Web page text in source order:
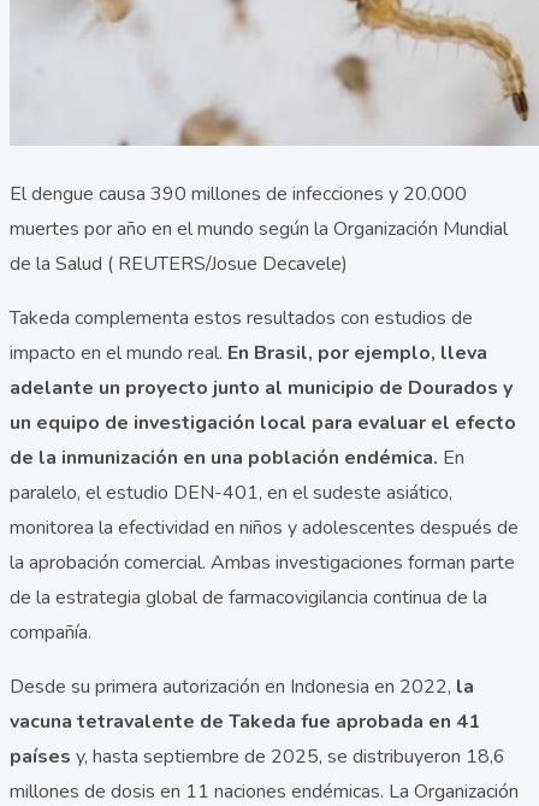
El dengue causa 390 millones de infecciones y 20.000
muertes por año en el mundo según la Organización Mundial
de la Salud ( REUTERS/Josue Decavele)
Takeda complementa estos resultados con estudios de
impacto en el mundo real. En Brasil, por ejemplo, lleva
adelante un proyecto junto al municipio de Dourados y
un equipo de investigación local para evaluar el efecto
de la inmunización en una población endémica. En
paralelo, el estudio DEN-401, en el sudeste asiático,
monitorea la efectividad en niños y adolescentes después de
la aprobación comercial. Ambas investigaciones forman parte
de la estrategia global de farmacovigilancia continua de la
compañía.
Desde su primera autorización en Indonesia en 2022, la
vacuna tetravalente de Takeda fue aprobada en 41
países y, hasta septiembre de 2025, se distribuyeron 18,6
millones de dosis en 11 naciones endémicas. La Organización